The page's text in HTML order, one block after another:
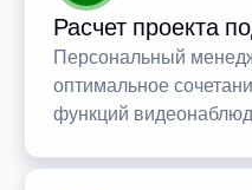
Расчет проекта
Персональный
оптимальное
функций